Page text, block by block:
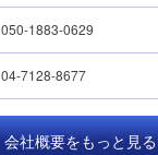
050-1883-0629
04-7128-8677
会社概要をもっと見る